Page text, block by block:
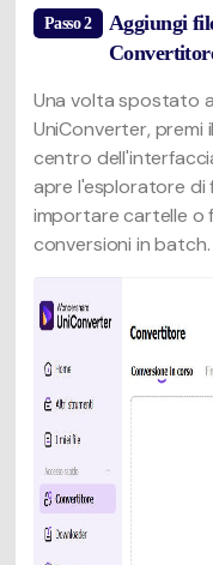
Passo 2
Aggiungi
Una volta spostato
UniConverter, premi
centro
apre l'esploratore di
importare cartelle o
conversioni in batch.